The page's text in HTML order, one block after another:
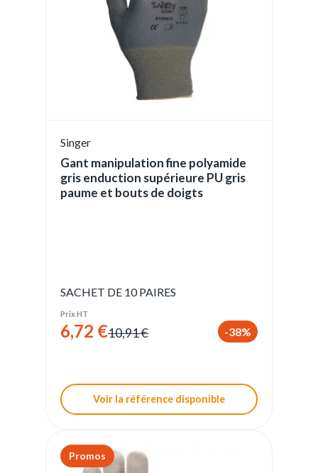
Singer
Gant manipulation fine polyamide
gris enduction supérieure PU gris
paume et bouts de doigts
SACHET DE 10 PAIRES
Prix HT
6,72 €10,91 € -38%
Voir la référence disponible
Promos